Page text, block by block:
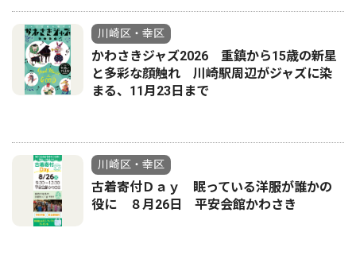
川崎区・幸区
かわさきジャズ2026 重鎮から15歳の新星
と多彩な顔触れ 川崎駅周辺がジャズに染
まる、11月23日まで
川崎区・幸区
古着寄付Ｄａｙ 眠っている洋服が誰かの
役に ８月26日 平安会館かわさき